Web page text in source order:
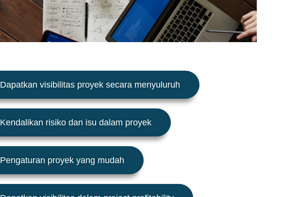
Dapatkan visibilitas proyek secara menyuluruh
Kendalikan risiko dan isu dalam proyek
Pengaturan proyek yang mudah